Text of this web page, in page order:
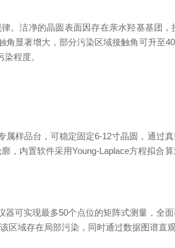
洁净的晶圆表面因存在亲水羟基基团，
显著增大，部分污染区域接触角可升至
程度。
品台，可稳定固定6-12寸晶圆，通过
内置软件采用Young-Laplace方程拟合
实现最多50个点位的矩阵式测量，全
域存在局部污染，同时通过数据图谱直